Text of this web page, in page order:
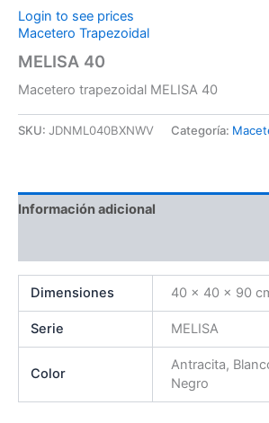
Login to see prices
Macetero Trapezoidal
MELISA 40
Macetero trapezoidal MELISA 40
SKU: JDNML040BXNWV Categoría:
Información adicional
Dimensiones 40 × 40 × 90
Serie MELISA
Color
Antracita,
Negro